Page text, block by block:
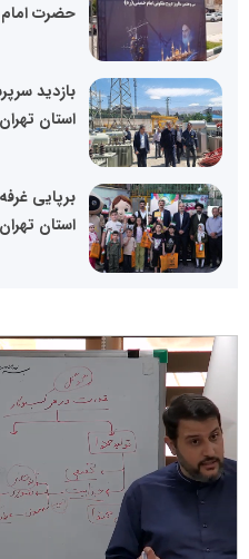
حضرت
بازدید
استان
برپایی
استان تهران با